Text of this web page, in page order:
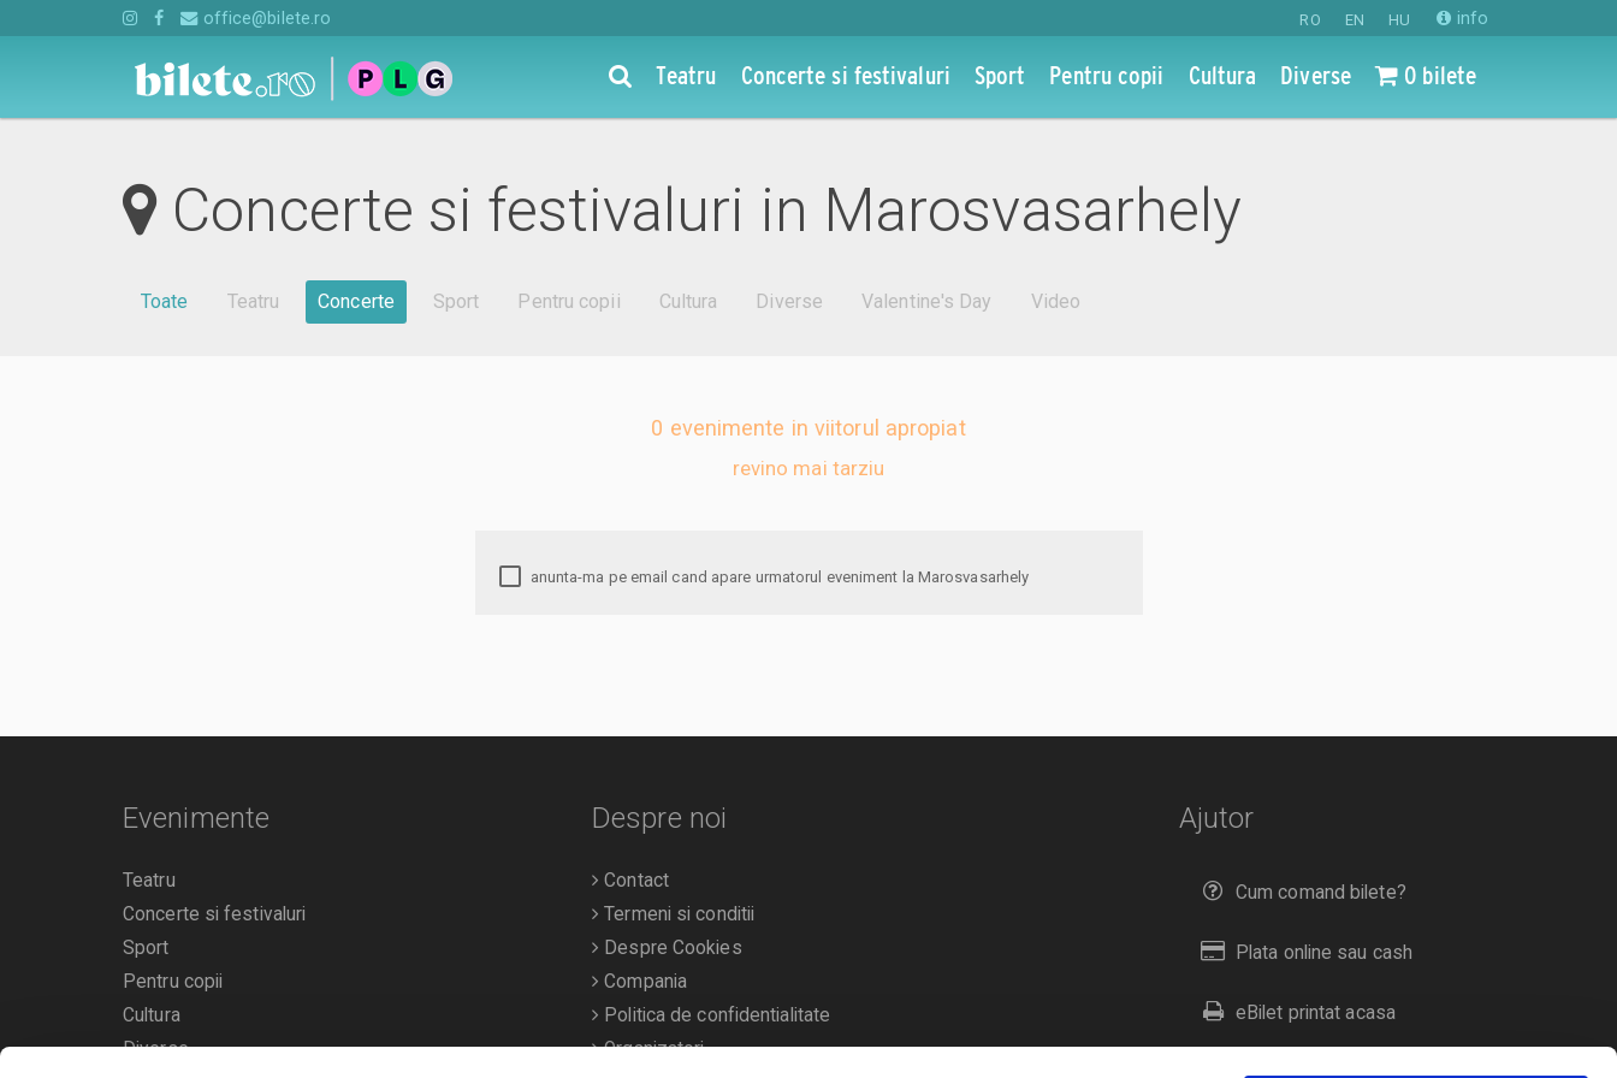
RO EN HU info
office@bilete.ro
Teatru Concerte si festivaluri Sport Pentru copii Cultura Diverse 0 bilete
Concerte si festivaluri in Marosvasarhely
Toate Teatru Concerte Sport Pentru copii Cultura Diverse Valentine's Day Video
0 evenimente in viitorul apropiat
revino mai tarziu
anunta-ma pe email cand apare urmatorul eveniment la Marosvasarhely
Ajutor
Cum comand bilete?
Plata online sau cash
eBilet printat acasa
Livrare prin curier
Evenimente
Teatru
Concerte si festivaluri
Sport
Pentru copii
Cultura
Diverse
Despre noi
Contact
Termeni si conditii
Despre Cookies
Compania
Politica de confidentialitate
Organizatori